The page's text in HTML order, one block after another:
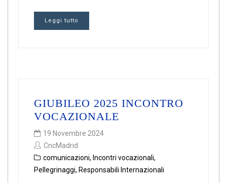
Leggi tutto
GIUBILEO 2025 INCONTRO
VOCAZIONALE
19 Novembre 2024
CncMadrid
comunicazioni, Incontri vocazionali,
Pellegrinaggi, Responsabili Internazionali